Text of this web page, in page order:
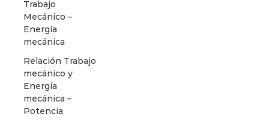
Trabajo
Mecánico –
Energía
mecánica
Relación Trabajo
mecánico y
Energía
mecánica –
Potencia